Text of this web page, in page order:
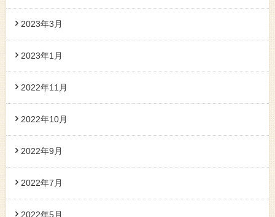
2023年3月
2023年1月
2022年11月
2022年10月
2022年9月
2022年7月
2022年5月